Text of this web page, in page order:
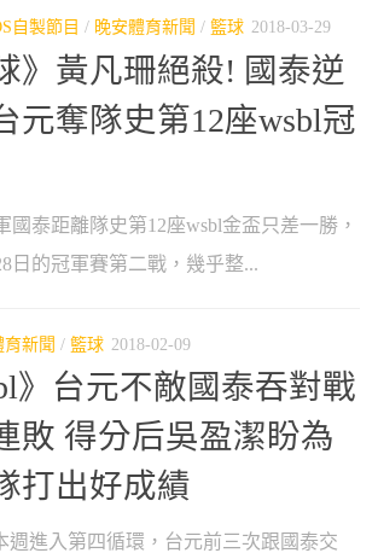
自製節目 / 晚安體育新聞 / 籃球 2018-03-29
》黃凡珊絕殺! 國泰逆
元奪隊史第12座wsbl冠
國泰距離隊史第12座wsbl金盃只差一勝，
日的冠軍賽第二戰，幾乎整...
育新聞 / 籃球 2018-02-09
》台元不敵國泰吞對戰
敗 得分后吳盈潔盼為
打出好成績
週進入第四循環，台元前三次跟國泰交